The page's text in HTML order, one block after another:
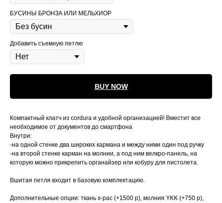
БУСИНЫ БРОНЗА ИЛИ МЕЛЬХИОР
Добавить съемную петлю
BUY NOW
Компактный клатч из cordura и удобной организацией! Вместит все
необходимое от документов до смартфона
Внутри:
-на одной стенке два широких кармана и между ними один под ручку
-на второй стенке карман на молнии, а под ним велкро-панель, на
которую можно прикрепить органайзер или кобуру для пистолета.
Вшитая петля входит в базовую комплектацию.
Дополнительные опции: ткань x-pac (+1500 р), молния YKK (+750 р),